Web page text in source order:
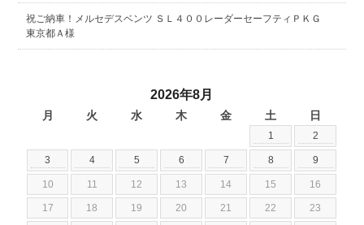
祝ご納車！メルセデスベンツ ＳＬ４００レーダーセーフティＰＫＧ
東京都Ａ様
2026年8月
月 火 水 木 金 土 日
1 2
3 4 5 6 7 8 9
10 11 12 13 14 15 16
17 18 19 20 21 22 23